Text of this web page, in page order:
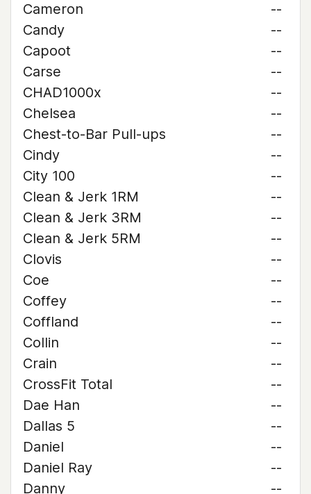
Cameron
--
Candy
--
Capoot
--
Carse
--
CHAD1000x
--
Chelsea
--
Chest-to-Bar Pull-ups
--
Cindy
--
City 100
--
Clean & Jerk 1RM
--
Clean & Jerk 3RM
--
Clean & Jerk 5RM
--
Clovis
--
Coe
--
Coffey
--
Coffland
--
Collin
--
Crain
--
CrossFit Total
--
Dae Han
--
Dallas 5
--
Daniel
--
Daniel Ray
--
Danny
--